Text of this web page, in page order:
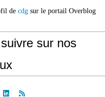
de cdg sur le portail Overblog
sur nos